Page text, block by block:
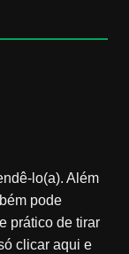
lo(a). Além
pode
prático de tirar
clicar aqui e